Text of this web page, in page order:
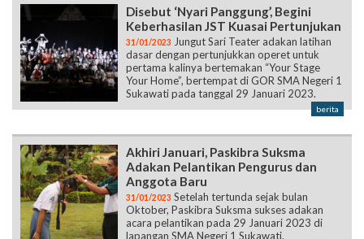
Disebut ‘Nyari Panggung’, Begini
Keberhasilan JST Kuasai Pertunjukan
31/01/2023 Jungut Sari Teater adakan latihan
dasar dengan pertunjukkan operet untuk
pertama kalinya bertemakan “Your Stage
Your Home”, bertempat di GOR SMA Negeri 1
Sukawati pada tanggal 29 Januari 2023.
berita
Akhiri Januari, Paskibra Suksma
Adakan Pelantikan Pengurus dan
Anggota Baru
31/01/2023 Setelah tertunda sejak bulan
Oktober, Paskibra Suksma sukses adakan
acara pelantikan pada 29 Januari 2023 di
lapangan SMA Negeri 1 Sukawati.